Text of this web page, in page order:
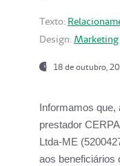
Texto:
Design: Marketing
18 de outubro,
Informamos que,
prestador
Ltda-ME
aos beneficiários